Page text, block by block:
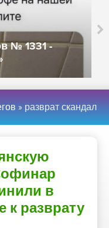
№ 1331 -
» разврат скандал
в
к разврату